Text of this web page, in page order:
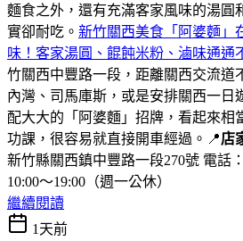
麵食之外，還有充滿客家風味的湯圓
實卻耐吃。 新竹關西美食「阿婆麵」
味！客家湯圓、餛飩米粉、滷味通通
竹關西中豐路一段，距離關西交流道
內灣、司馬庫斯，或是安排關西一日
配大大的「阿婆麵」招牌，看起來相
功課，很容易就直接開車經過。📍店
新竹縣關西鎮中豐路一段270號 電話
10:00～19:00（週一公休）
繼續閱讀
1天前